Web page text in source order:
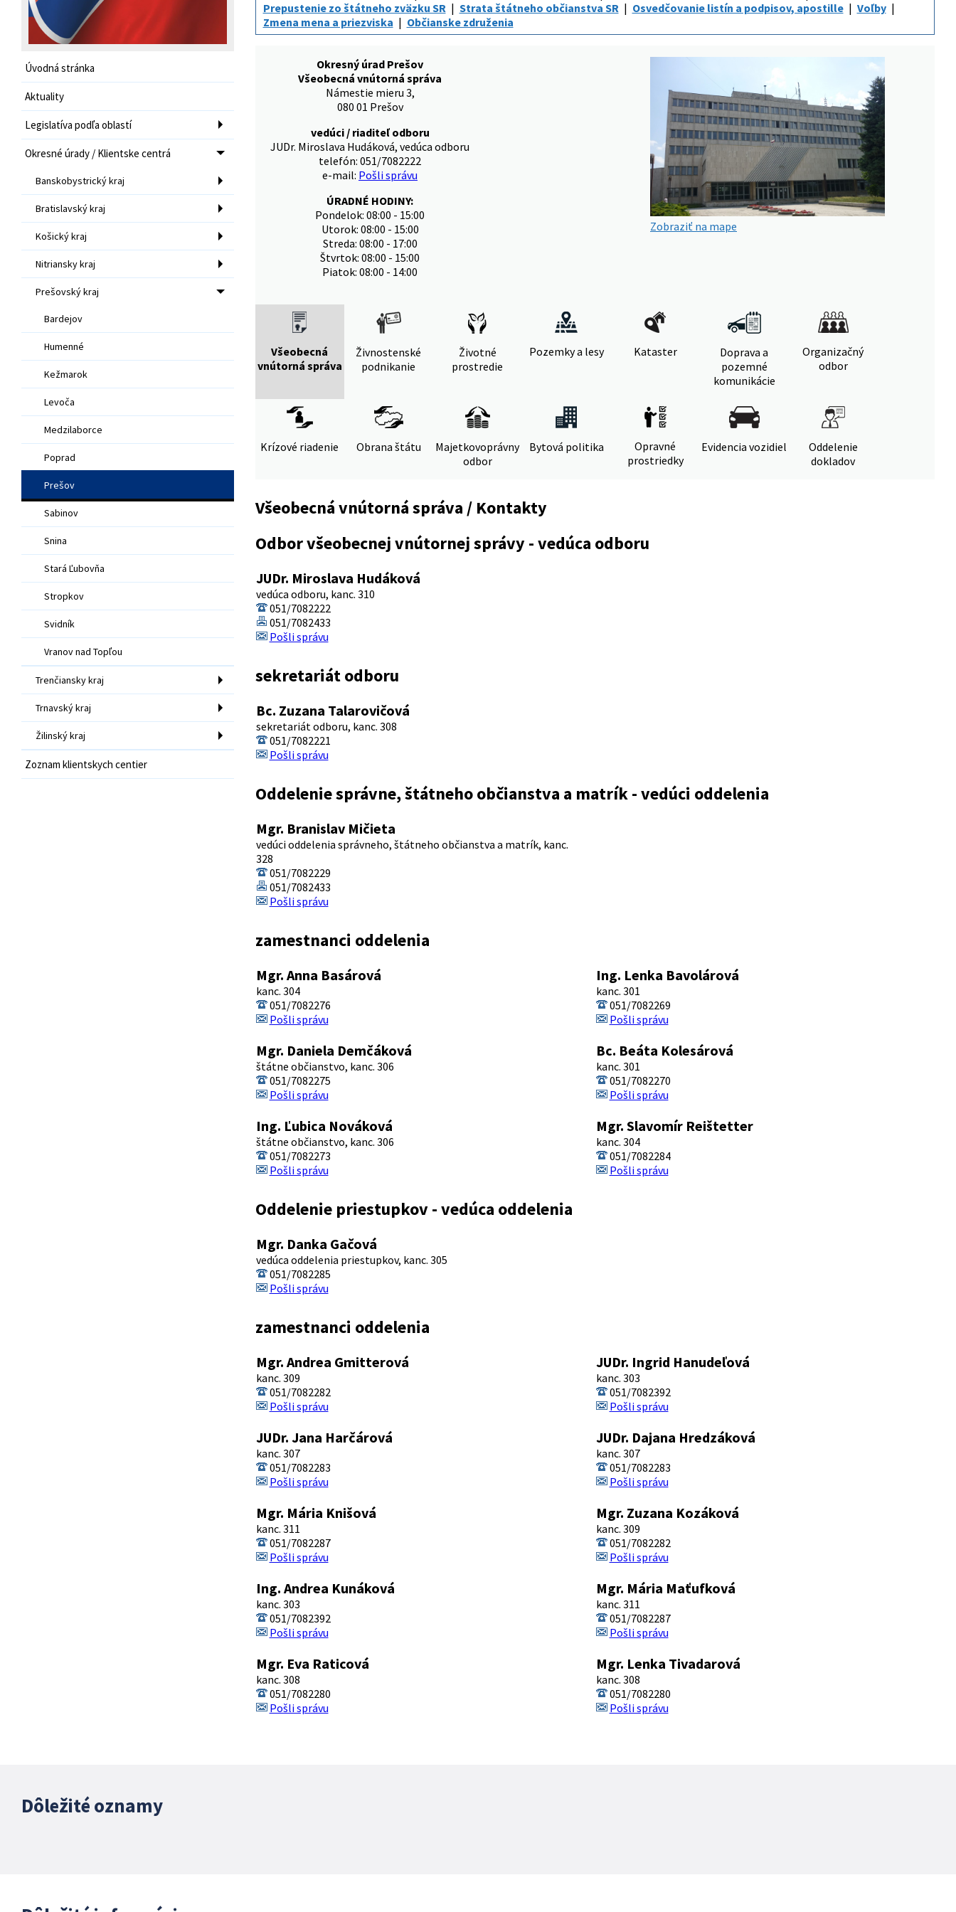
Úvodná stránka
Aktuality
Legislatíva podľa oblastí
Okresné úrady / Klientske centrá
Banskobystrický kraj
Bratislavský kraj
Košický kraj
Nitriansky kraj
Prešovský kraj
Bardejov
Humenné
Kežmarok
Levoča
Medzilaborce
Poprad
Prešov
Sabinov
Snina
Stará Ľubovňa
Stropkov
Svidník
Vranov nad Topľou
Trenčiansky kraj
Trnavský kraj
Žilinský kraj
Zoznam klientskych centier
Prepustenie zo štátneho zväzku SR
Strata štátneho občianstva SR Osvedčovanie listín a podpisov, apostille
Voľby
Zmena mena a priezviska
Občianske združenia
Okresný úrad Prešov
Všeobecná vnútorná správa
Námestie mieru 3,
080 01 Prešov
vedúci / riaditeľ odboru
JUDr. Miroslava Hudáková, vedúca odboru
telefón: 051/7082222
e-mail: Pošli správu
ÚRADNÉ HODINY:
Pondelok: 08:00 - 15:00
Utorok: 08:00 - 15:00
Streda: 08:00 - 17:00
Štvrtok: 08:00 - 15:00
Piatok: 08:00 - 14:00
Zobraziť na mape
Všeobecná
vnútorná správa
Živnostenské
podnikanie
Životné
prostredie
Pozemky a lesy Kataster
Doprava a
pozemné
komunikácie
Organizačný
odbor
Krízové riadenie Obrana štátu
Majetkovoprávny
odbor
Bytová politika
Opravné
prostriedky
Evidencia vozidiel
Oddelenie
dokladov
Všeobecná vnútorná správa / Kontakty
Odbor všeobecnej vnútornej správy - vedúca odboru
JUDr. Miroslava Hudáková
vedúca odboru, kanc. 310
051/7082222
051/7082433
Pošli správu
sekretariát odboru
Bc. Zuzana Talarovičová
sekretariát odboru, kanc. 308
051/7082221
Pošli správu
Oddelenie správne, štátneho občianstva a matrík - vedúci oddelenia
Mgr. Branislav Mičieta
vedúci oddelenia správneho, štátneho občianstva a matrík, kanc.
328
051/7082229
051/7082433
Pošli správu
zamestnanci oddelenia
Mgr. Anna Basárová
kanc. 304
051/7082276
Pošli správu
Ing. Lenka Bavolárová
kanc. 301
051/7082269
Pošli správu
Mgr. Daniela Demčáková
štátne občianstvo, kanc. 306
051/7082275
Pošli správu
Bc. Beáta Kolesárová
kanc. 301
051/7082270
Pošli správu
Ing. Ľubica Nováková
štátne občianstvo, kanc. 306
051/7082273
Pošli správu
Mgr. Slavomír Reištetter
kanc. 304
051/7082284
Pošli správu
Oddelenie priestupkov - vedúca oddelenia
Mgr. Danka Gačová
vedúca oddelenia priestupkov, kanc. 305
051/7082285
Pošli správu
zamestnanci oddelenia
Mgr. Andrea Gmitterová
kanc. 309
051/7082282
Pošli správu
JUDr. Ingrid Hanudeľová
kanc. 303
051/7082392
Pošli správu
JUDr. Jana Harčárová
kanc. 307
051/7082283
Pošli správu
JUDr. Dajana Hredzáková
kanc. 307
051/7082283
Pošli správu
Mgr. Mária Knišová
kanc. 311
051/7082287
Pošli správu
Mgr. Zuzana Kozáková
kanc. 309
051/7082282
Pošli správu
Ing. Andrea Kunáková
kanc. 303
051/7082392
Pošli správu
Mgr. Mária Maťufková
kanc. 311
051/7082287
Pošli správu
Mgr. Eva Raticová
kanc. 308
051/7082280
Pošli správu
Mgr. Lenka Tivadarová
kanc. 308
051/7082280
Pošli správu
Dôležité oznamy